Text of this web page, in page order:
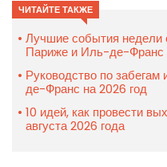
ЧИТАЙТЕ ТАКЖЕ
Лучшие события недели
Париже и Иль-де-Франс
Руководство по
де-Франс на 2026 год
10 идей, как провести
августа 2026 года